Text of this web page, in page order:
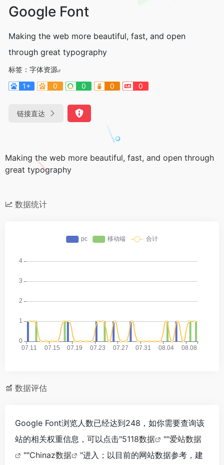
Google Font
Making the web more beautiful, fast, and open
through great typography
标签： 字体资源
1+
0 0 0 0
链接直达
Making the web more beautiful, fast, and open through
great typography
数据统计
数据评估
Google Font浏览人数已经达到248，如你需要查询该
站的相关权重信息，可以点击"5118数据 ""爱站数据
""Chinaz数据
"进入；以目前的网站数据参考，建